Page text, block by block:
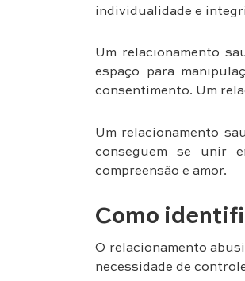
individualidade e
Um relacionamento
espaço para
consentimento. Um
Um relacionamento
conseguem se unir
compreensão e amor.
Como
O relacionamento
necessidade de